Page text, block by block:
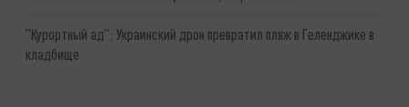
"Курортный ад": Украинский дрон превратил пляж в Геленджике в
кладбище